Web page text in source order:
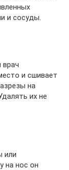
и сосуды.
врач
и сшивает
на
их не
или
на нос он